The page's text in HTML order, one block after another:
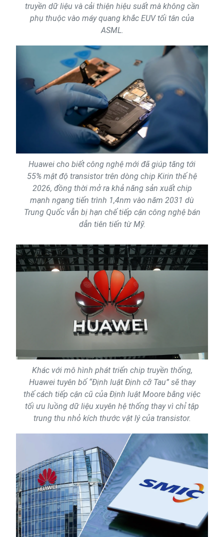
truyền dữ liệu và cải thiện hiệu suất mà không cần
phụ thuộc vào máy quang khắc EUV tối tân của
ASML.
Huawei cho biết công nghệ mới đã giúp tăng tới
55% mật độ transistor trên dòng chip Kirin thế hệ
2026, đồng thời mở ra khả năng sản xuất chip
mạnh ngang tiến trình 1,4nm vào năm 2031 dù
Trung Quốc vẫn bị hạn chế tiếp cận công nghệ bán
dẫn tiên tiến từ Mỹ.
Khác với mô hình phát triển chip truyền thống,
Huawei tuyên bố “Định luật Định cỡ Tau” sẽ thay
thế cách tiếp cận cũ của Định luật Moore bằng việc
tối ưu luồng dữ liệu xuyên hệ thống thay vì chỉ tập
trung thu nhỏ kích thước vật lý của transistor.